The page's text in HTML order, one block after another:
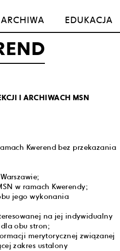
ARCHIWA EDUKACJA
I ARCHIWACH MSN
Kwerend bez przekazania
w ramach Kwerendy;
jego wykonania
na jej indywidualny
obu stron;
merytorycznej związanej
zakres ustalony